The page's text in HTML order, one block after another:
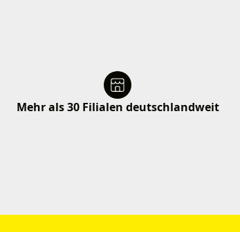
Mehr als 30 Filialen deutschlandweit